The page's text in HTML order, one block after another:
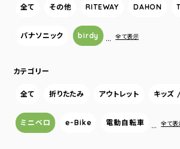
全て その他 RITEWAY DAHON
パナソニック birdy … 全て表示
カテゴリー
全て 折りたたみ アウトレット キッズ
ミニベロ e-Bike 電動自転車 … 全て表